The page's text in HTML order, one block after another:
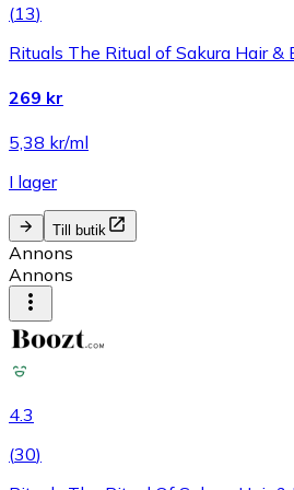
(13)
Rituals The Ritual of Sakura Hair
269 kr
5,38 kr/ml
I lager
Till butik
Annons
Annons
4.3
(30)